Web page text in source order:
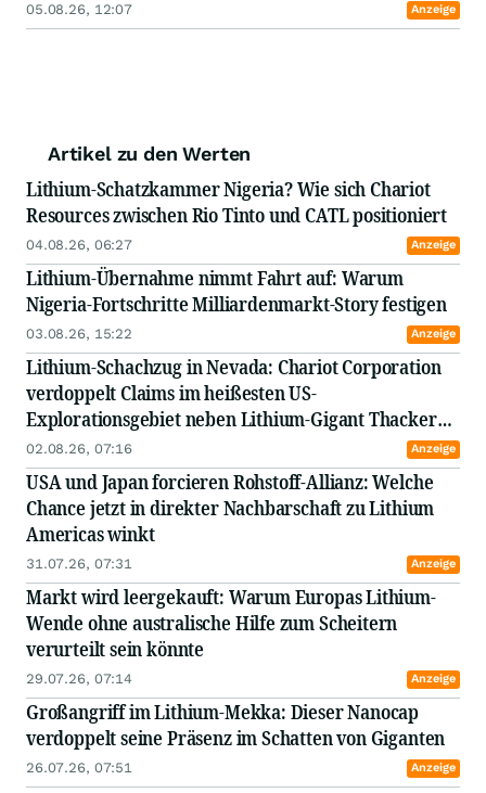
05.08.26, 12:07 Anzeige
Artikel zu den Werten
Lithium-Schatzkammer Nigeria? Wie sich Chariot
Resources zwischen Rio Tinto und CATL positioniert
04.08.26, 06:27 Anzeige
Lithium-Übernahme nimmt Fahrt auf: Warum
Nigeria-Fortschritte Milliardenmarkt-Story festigen
03.08.26, 15:22 Anzeige
Lithium-Schachzug in Nevada: Chariot Corporation
verdoppelt Claims im heißesten US-
Explorationsgebiet neben Lithium-Gigant Thacker
Pass
02.08.26, 07:16 Anzeige
USA und Japan forcieren Rohstoff-Allianz: Welche
Chance jetzt in direkter Nachbarschaft zu Lithium
Americas winkt
31.07.26, 07:31 Anzeige
Markt wird leergekauft: Warum Europas Lithium-
Wende ohne australische Hilfe zum Scheitern
verurteilt sein könnte
29.07.26, 07:14 Anzeige
Großangriff im Lithium-Mekka: Dieser Nanocap
verdoppelt seine Präsenz im Schatten von Giganten
26.07.26, 07:51 Anzeige